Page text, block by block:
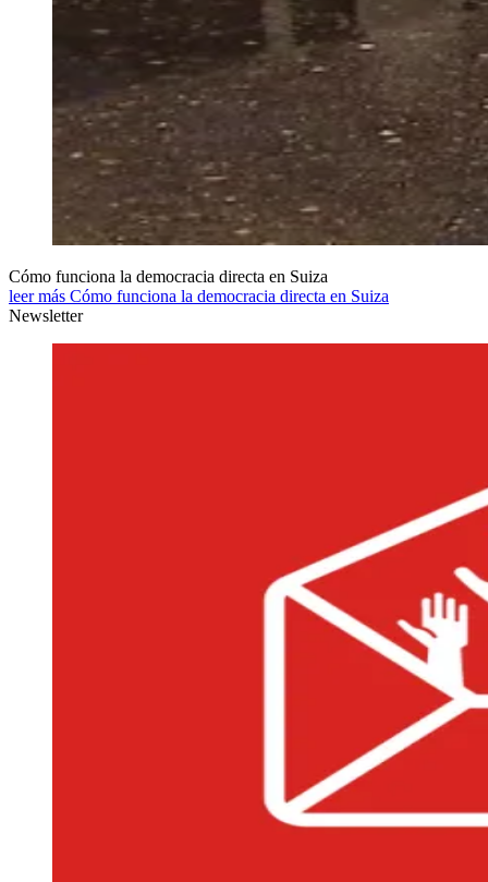
Cómo funciona la democracia directa en Suiza
leer más Cómo funciona la democracia directa en Suiza
Newsletter